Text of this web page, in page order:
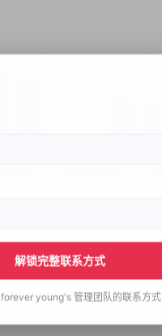
解锁完整联系方式
forever young's 管理团队的联系方式